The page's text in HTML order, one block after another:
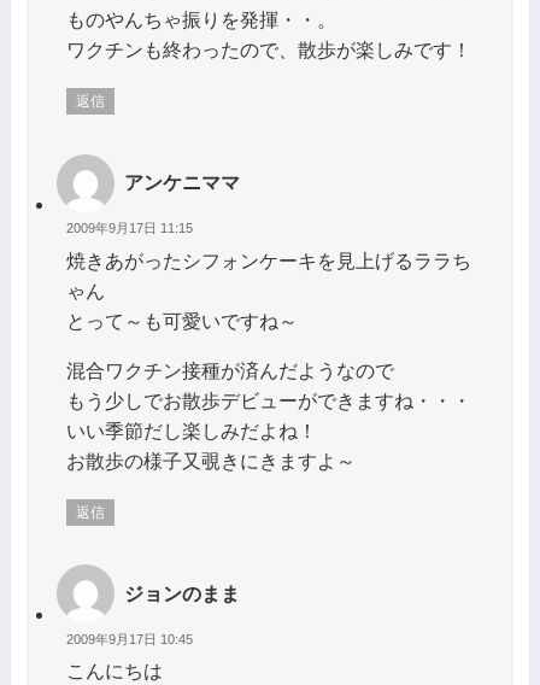
ものやんちゃ振りを発揮・・。
ワクチンも終わったので、散歩が楽しみです！
返信
アンケニママ
2009年9月17日 11:15
焼きあがったシフォンケーキを見上げるララち
ゃん
とって～も可愛いですね～
混合ワクチン接種が済んだようなので
もう少しでお散歩デビューができますね・・・
いい季節だし楽しみだよね！
お散歩の様子又覗きにきますよ～
返信
ジョンのまま
2009年9月17日 10:45
こんにちは